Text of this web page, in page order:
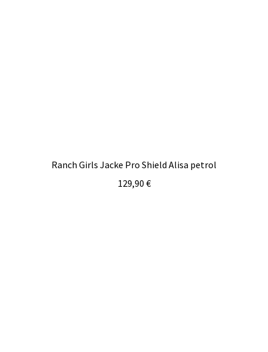
Ranch Girls Jacke Pro Shield Alisa petrol
129,90 €